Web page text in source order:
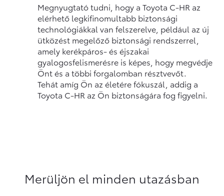
Megnyugtató tudni, hogy a Toyota C-HR az
elérhető legkifinomultabb biztonsági
technológiákkal van felszerelve, például az új
ütközést megelőző biztonsági rendszerrel,
amely kerékpáros- és éjszakai
gyalogosfelismerésre is képes, hogy megvédje
Önt és a többi forgalomban résztvevőt.
Tehát amíg Ön az életére fókuszál, addig a
Toyota C-HR az Ön biztonságára fog figyelni.
Merüljön el minden utazásban